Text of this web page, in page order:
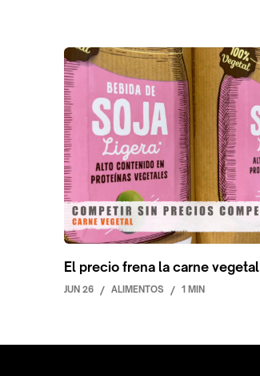
El precio frena la carne vegetal
JUN 26 / ALIMENTOS / 1 MIN